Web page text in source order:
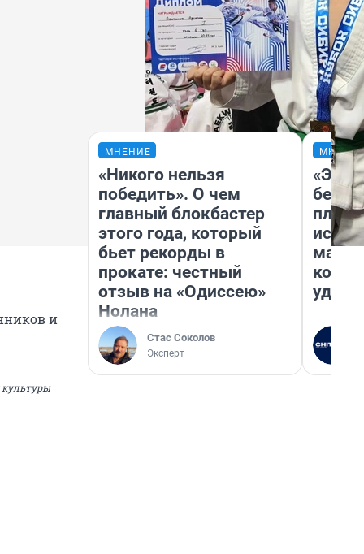
и
МНЕНИЕ
«Никого нельзя
победить». О чем
главный блокбастер
этого года, который
бьет рекорды в
прокате: честный
отзыв на «Одиссею»
Нолана
Стас Соколов
Эксперт
«Это